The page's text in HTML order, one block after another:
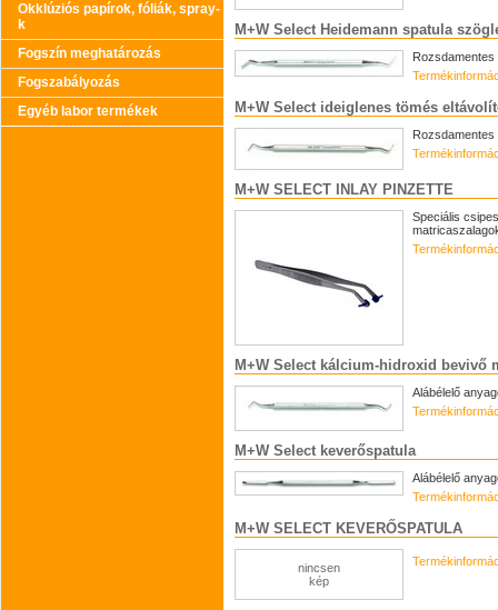
Okklúziós papírok, fóliák, spray-
k
Fogszín meghatározás
Fogszabályozás
Egyéb labor termékek
M+W Select Heidemann spatula
M+W Select ideiglenes tömés
M+W SELECT INLAY PINZETTE
Speciális
M+W Select kálcium-hidroxid bevivő
Alábélelő
M+W Select keverőspatula
Alábélelő
M+W SELECT KEVERŐSPATULA
nincsen
kép